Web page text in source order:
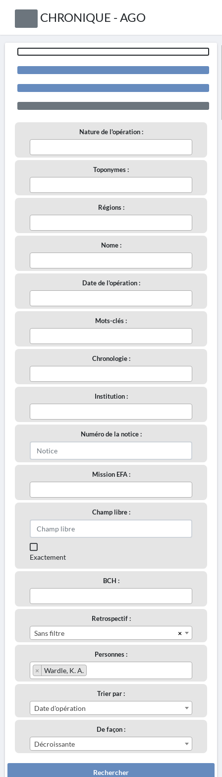
CHRONIQUE - AGO
Nature de l'opération :
Toponymes :
Régions :
Nome :
Date de l'opération :
Mots-clés :
Chronologie :
Institution :
Numéro de la notice :
Mission EFA :
Champ libre :
Exactement
BCH :
Retrospectif :
×
Sans filtre
Personnes :
× Wardle, K. A.
Trier par :
Date d'opération
De façon :
Décroissante
Rechercher